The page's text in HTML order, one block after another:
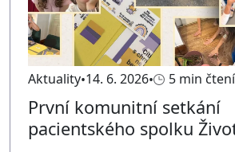
Aktuality 14. 6. 2026 5 min čtení
První komunitní setkání
pacientského spolku